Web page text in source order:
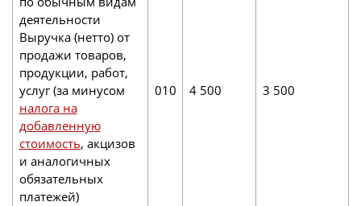
деятельности
Выручка (нетто) от
продажи товаров,
продукции, работ,
услуг (за минусом
налога на
добавленную
стоимость, акцизов
и аналогичных
обязательных
платежей)
010 4 500 3 500